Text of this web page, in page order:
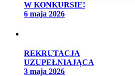
W KONKURSIE!
6 maja 2026
REKRUTACJA
UZUPEŁNIAJĄCA
3 maja 2026